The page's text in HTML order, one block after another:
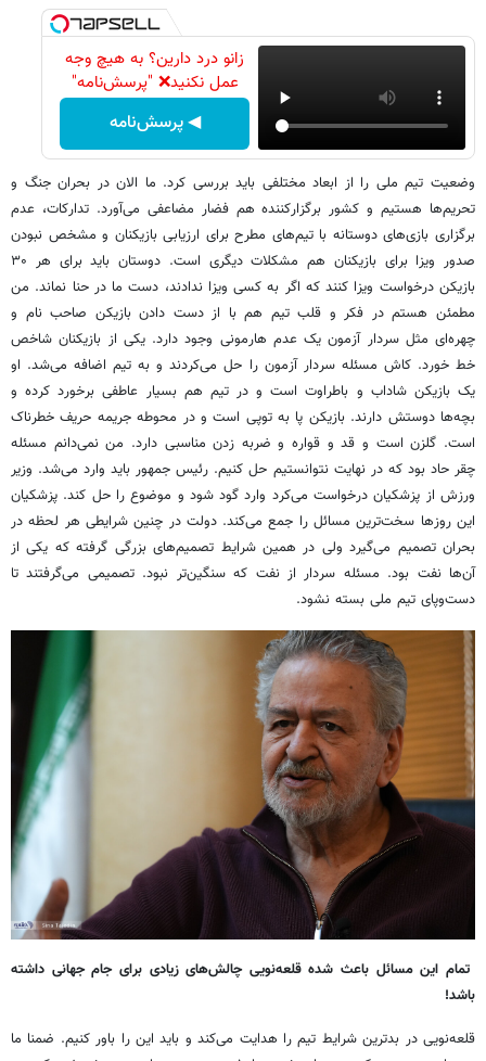
زانو درد دارین؟ به هیچ وجه
عمل نکنید❌ "پرسش‌نامه"
◀ پرسش‌نامه
وضعیت تیم ملی را از ابعاد مختلفی باید بررسی کرد. ما الان در بحران جنگ و
تحریم‌ها هستیم و کشور برگزارکننده هم فضار مضاعفی می‌آورد. تدارکات، عدم
برگزاری بازی‌های دوستانه با تیم‌های مطرح برای ارزیابی بازیکنان و مشخص نبودن
صدور ویزا برای بازیکنان هم مشکلات دیگری است. دوستان باید برای هر ۳۰
بازیکن درخواست ویزا کنند که اگر به کسی ویزا ندادند، دست ما در حنا نماند. من
مطمئن هستم در فکر و قلب تیم هم با از دست دادن بازیکن صاحب نام و
چهره‌ای مثل سردار آزمون یک عدم هارمونی وجود دارد. یکی از بازیکنان شاخص
خط خورد. کاش مسئله سردار آزمون را حل می‌کردند و به تیم اضافه می‌شد. او
یک بازیکن شاداب و باطراوت است و در تیم هم بسیار عاطفی برخورد کرده و
بچه‌ها دوستش دارند. بازیکن پا به توپی است و در محوطه جریمه حریف خطرناک
است. گلزن است و قد و قواره‌ و ضربه زدن مناسبی دارد. من نمی‌دانم مسئله
چقر حاد بود که در نهایت نتوانستیم حل کنیم. رئیس جمهور باید وارد می‌شد. وزیر
ورزش از پزشکیان درخواست می‌کرد وارد گود شود و موضوع را حل کند. پزشکیان
این روزها سخت‌ترین مسائل را جمع می‌کند. دولت در چنین شرایطی هر لحظه در
بحران تصمیم می‌گیرد ولی در همین شرایط تصمیم‌های بزرگی گرفته که یکی از
آن‌ها نفت بود. مسئله سردار از نفت که سنگین‌تر نبود. تصمیمی می‌گرفتند تا
دست‌وپای تیم ملی بسته نشود.
تمام این مسائل باعث شده قلعه‌نویی چالش‌های زیادی برای جام جهانی داشته
باشد!
قلعه‌نویی در بدترین شرایط تیم را هدایت می‌کند و باید این را باور کنیم. ضمنا ما